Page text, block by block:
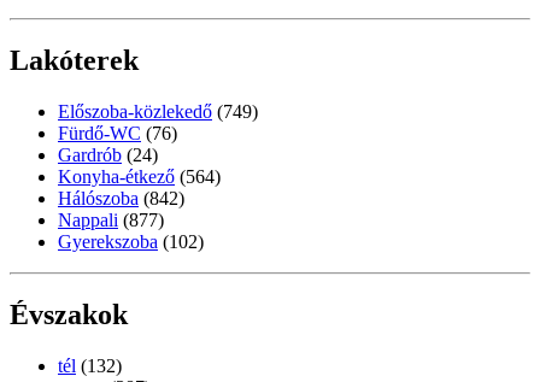
Lakóterek
Előszoba-közlekedő (749)
Fürdő-WC (76)
Gardrób (24)
Konyha-étkező (564)
Hálószoba (842)
Nappali (877)
Gyerekszoba (102)
Évszakok
tél (132)